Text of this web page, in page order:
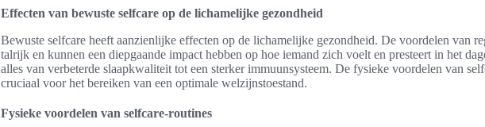
Effecten van bewuste selfcare op de lichamelijke gezondheid
Bewuste selfcare heeft aanzienlijke effecten op de lichamelijke gezondheid. De voordelen van
talrijk en kunnen een diepgaande impact hebben op hoe iemand zich voelt en presteert in het
alles van verbeterde slaapkwaliteit tot een sterker immuunsysteem. De fysieke voordelen van
cruciaal voor het bereiken van een optimale welzijnstoestand.
Fysieke voordelen van selfcare-routines